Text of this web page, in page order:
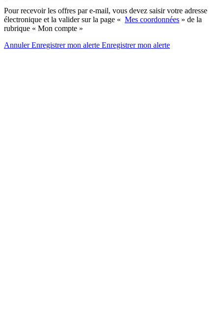
Pour recevoir les offres par e-mail, vous devez saisir votre adresse
électronique et la valider sur la page « Mes coordonnées » de la
rubrique « Mon compte »
AnnulerEnregistrer mon alerte Enregistrermon alerte